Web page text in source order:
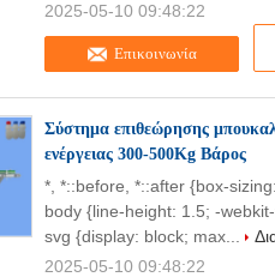
Επικοινωνία
2025-05-10 09:48:22
Σύστημα επιθεώρησης
ενέργειας 300-500Kg Βάρος
*, *::before, *::after {box-
body {line-height: 1.5; -
svg {display: block; max...
2025-05-10 09:48:22